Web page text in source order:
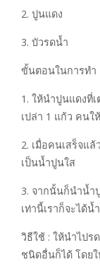
2. ปูนแดง
3. บัวรดน้ำ
ขั้นตอนในการทำ
1. ให้นำปูนแดงที่
เปล่า 1 แก้ว คนใ
2. เมื่อคนเสร็จแ
เป็นน้ำปูนใส
3. จากนั้นก็นำน้ำ
เท่านี้เราก็จะได้
วิธีใช้ : ให้นำไปร
ชนิดอื่นก็ได้ โดย